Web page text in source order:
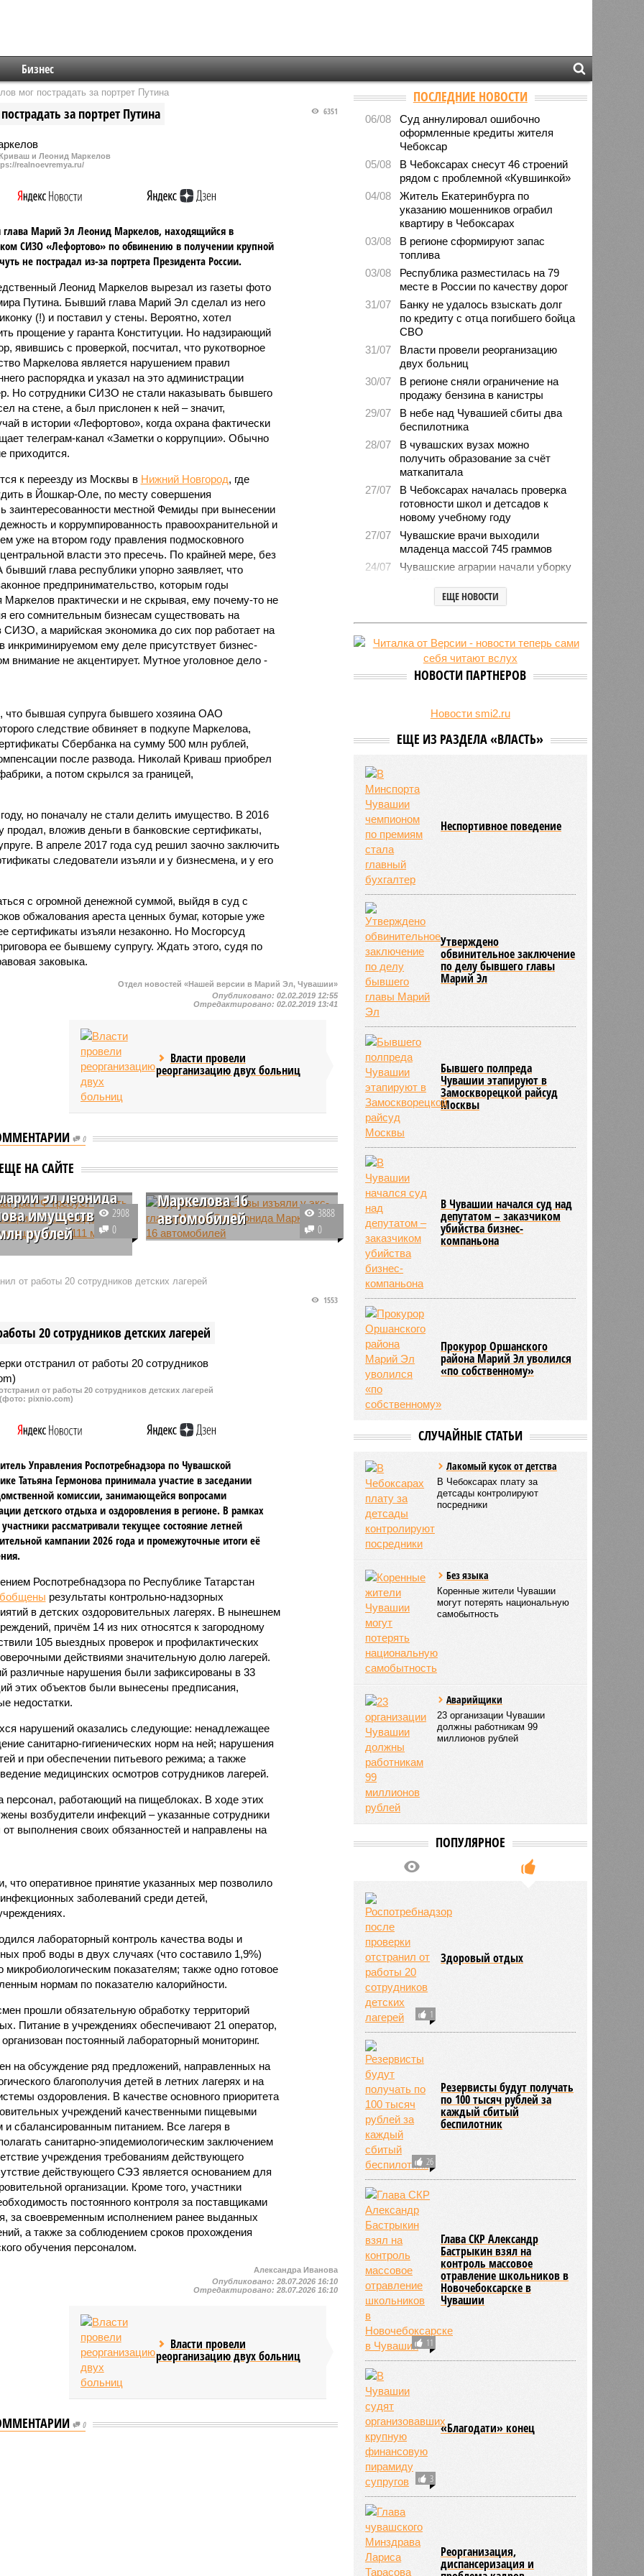
Бизнес
мог пострадать за портрет Путина
за портрет Путина 6351
и Леонид Маркелов
realnoevremya.ru/
Марий Эл Леонид Маркелов, находящийся в
СИЗО «Лефортово» по обвинению в получении крупной
не пострадал из-за портрета Президента России.
Леонид Маркелов вырезал из газеты фото
Путина. Бывший глава Марий Эл сделал из него
(!) и поставил у стены. Вероятно, хотел
прощение у гаранта Конституции. Но надзирающий
явившись с проверкой, посчитал, что рукотворное
Маркелова является нарушением правил
распорядка и указал на это администрации
Но сотрудники СИЗО не стали наказывать бывшего
на стене, а был прислонен к ней – значит,
в истории «Лефортово», когда охрана фактически
телеграм-канал «Заметки о коррупции». Обычно
приходится.
к переезду из Москвы в Нижний Новгород, где
в Йошкар-Оле, по месту совершения
заинтересованности местной Фемиды при вынесении
и коррумпированность правоохранительной и
уже на втором году правления подмосковного
власти это пресечь. По крайней мере, без
глава республики упорно заявляет, что
предпринимательство, которым годы
практически и не скрывая, ему почему-то не
его сомнительным бизнесам существовать на
а марийская экономика до сих пор работает на
инкриминируемом ему деле присутствует бизнес-
внимание не акцентирует. Мутное уголовное дело -
бывшая супруга бывшего хозяина ОАО
следствие обвиняет в подкупе Маркелова,
Сбербанка на сумму 500 млн рублей,
после развода. Николай Криваш приобрел
а потом скрылся за границей,
но поначалу не стали делить имущество. В 2016
вложив деньги в банковские сертификаты,
В апреле 2017 года суд решил заочно заключить
следователи изъяли и у бизнесмена, и у его
с огромной денежной суммой, выйдя в суд с
обжалования ареста ценных бумаг, которые уже
сертификаты изъяли незаконно. Но Мосгорсуд
ее бывшему супругу. Ждать этого, судя по
заковыка.
Отдел новостей «Нашей версии в Марий Эл, Чувашии»
Опубликовано:02.02.2019 12:55
Отредактировано:02.02.2019 13:41
Власти провели
реорганизацию двух больниц
0
ЕЩЕ НА САЙТЕ
РФ
изъять у экс-
Эл Леонида
имущество
рублей
прокуратура России
торгово-
его и обратить в
2908
0
Судебный приставы
изъяли у экс-главы
Маркелова 16
автомобилей
Судебные приставы наложили
компаниям, аффилированным с
экс-главой Республики Марий Эл
Транспорт передан на
3888
0
от работы 20 сотрудников детских лагерей
20 сотрудников детских лагерей
1553
от работы 20 сотрудников детских лагерей
(фото: pixnio.com)
Управления Роспотребнадзора по Чувашской
Татьяна Гермонова принимала участие в заседании
комиссии, занимающейся вопросами
детского отдыха и оздоровления в регионе. В рамках
рассматривали текущее состояние летней
кампании 2026 года и промежуточные итоги её
Роспотребнадзора по Республике Татарстан
результаты контрольно-надзорных
в детских оздоровительных лагерях. В нынешнем
причём 14 из них относятся к загородному
105 выездных проверок и профилактических
действиями значительную долю лагерей.
различные нарушения были зафиксированы в 33
этих объектов были вынесены предписания,
недостатки.
нарушений оказались следующие: ненадлежащее
санитарно-гигиенических норм на ней; нарушения
и при обеспечении питьевого режима; а также
медицинских осмотров сотрудников лагерей.
работающий на пищеблоках. В ходе этих
возбудители инфекций – указанные сотрудники
выполнения своих обязанностей и направлены на
что оперативное принятие указанных мер позволило
заболеваний среди детей,
лабораторный контроль качества воды и
проб воды в двух случаях (что составило 1,9%)
показателям; также одно готовое
нормам по показателю калорийности.
прошли обязательную обработку территорий
Питание в учреждениях обеспечивают 21 оператор,
постоянный лабораторный мониторинг.
на обсуждение ряд предложений, направленных на
благополучия детей в летних лагерях и на
оздоровления. В качестве основного приоритета
учреждений качественными пищевыми
сбалансированным питанием. Все лагеря в
санитарно-эпидемиологическим заключением
учреждения требованиям действующего
действующего СЭЗ является основанием для
организации. Кроме того, участники
постоянного контроля за поставщиками
за своевременным исполнением ранее выданных
а также за соблюдением сроков прохождения
обучения персоналом.
Александра Иванова
Опубликовано:28.07.2026 16:10
Отредактировано:28.07.2026 16:10
Власти провели
реорганизацию двух больниц
0
ПОСЛЕДНИЕ НОВОСТИ
06/08
Суд аннулировал ошибочно
оформленные кредиты жителя
Чебоксар
05/08
В Чебоксарах снесут 46 строений
рядом с проблемной «Кувшинкой»
04/08
Житель Екатеринбурга по
указанию мошенников ограбил
квартиру в Чебоксарах
03/08
В регионе сформируют запас
топлива
03/08
Республика разместилась на 79
месте в России по качеству дорог
31/07
Банку не удалось взыскать долг
по кредиту с отца погибшего бойца
СВО
31/07
Власти провели реорганизацию
двух больниц
30/07
В регионе сняли ограничение на
продажу бензина в канистры
29/07
В небе над Чувашией сбиты два
беспилотника
28/07
В чувашских вузах можно
получить образование за счёт
маткапитала
27/07
В Чебоксарах началась проверка
готовности школ и детсадов к
новому учебному году
27/07
Чувашские врачи выходили
младенца массой 745 граммов
24/07
Чувашские аграрии начали уборку
Минпромэнерго сообщило об
заправках
23/07
В Чувашии за 6 месяцев изъято
свыше 500 единиц оружия
ЕЩЕ НОВОСТИ
НОВОСТИ ПАРТНЕРОВ
Новости smi2.ru
ЕЩЕ ИЗ РАЗДЕЛА «ВЛАСТЬ»
Heспортивное поведение
Утверждено
обвинительное заключение
по делу бывшего главы
Марий Эл
Бывшего полпреда
Чувашии этапируют в
Замоскворецкой райсуд
Москвы
В Чувашии начался суд над
депутатом – заказчиком
убийства бизнес-
компаньона
Прокурор Оршанского
района Марий Эл уволился
«по собственному»
СЛУЧАЙНЫЕ СТАТЬИ
Лакомый кусок от детства
В Чебоксарах плату за
детсады контролируют
посредники
Без языка
Коренные жители Чувашии
могут потерять национальную
самобытность
Аварийщики
23 организации Чувашии
должны работникам 99
миллионов рублей
ПОПУЛЯРНОЕ
1
Здоровый отдых
26
Резервисты будут получать
по 100 тысяч рублей за
каждый сбитый
беспилотник
11
Глава СКР Александр
Бастрыкин взял на
контроль массовое
отравление школьников в
Новочебоксарске в
Чувашии
3
«Благодати» конец
Реорганизация,
диспансеризация и